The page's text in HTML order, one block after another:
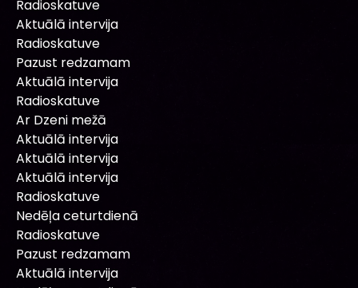
Radioskatuve
Aktuālā intervija
Radioskatuve
Pazust redzamam
Aktuālā intervija
Radioskatuve
Ar Dzeni mežā
Aktuālā intervija
Aktuālā intervija
Aktuālā intervija
Radioskatuve
Nedēļa ceturtdienā
Radioskatuve
Pazust redzamam
Aktuālā intervija